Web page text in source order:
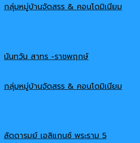
กลุ่มหมู่บ้านจัดสรร & คอนโดมิเนียม
นันทวัน สาทร -ราชพฤกษ์
กลุ่มหมู่บ้านจัดสรร & คอนโดมิเนียม
ลัดดารมย์ เอลิแกนซ์ พระราม 5